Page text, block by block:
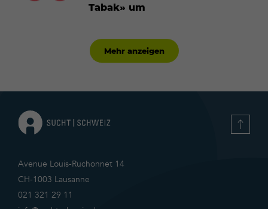
Tabak» um
Mehr anzeigen
Avenue Louis-Ruchonnet 14
CH-1003 Lausanne
021 321 29 11